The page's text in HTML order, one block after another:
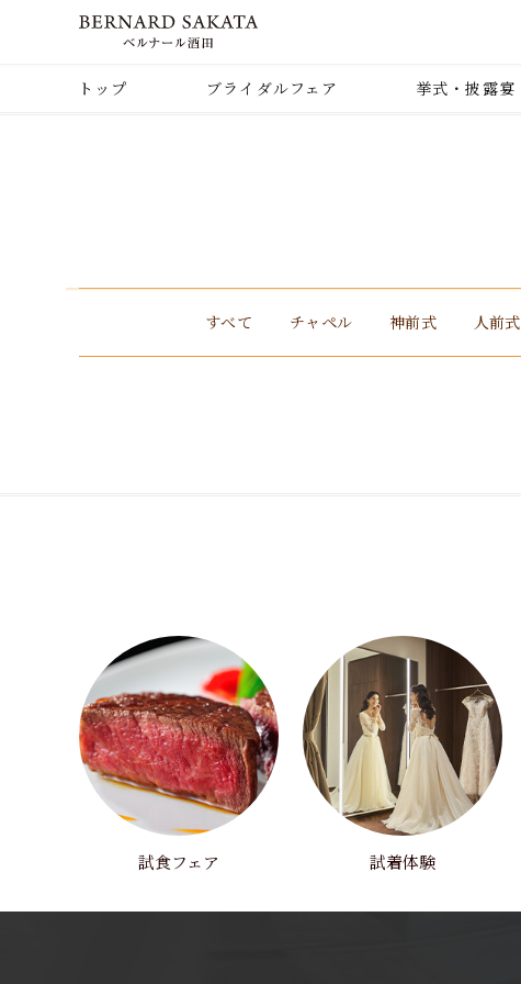
トップ ブライダルフェア 挙式・披露宴
すべて チャペル 神前式 人前式
試食フェア 試着体験